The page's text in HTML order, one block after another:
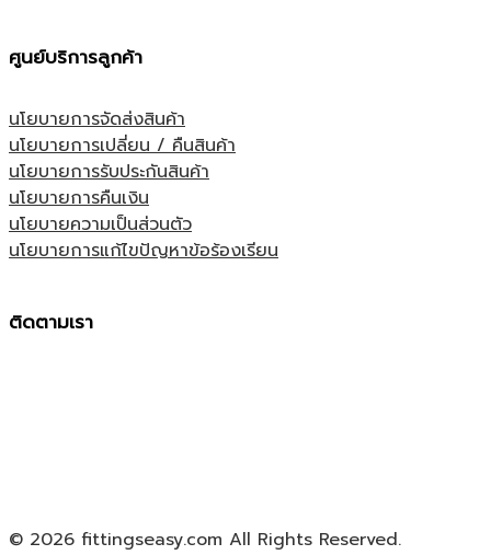
ศูนย์บริการลูกค้า
นโยบายการจัดส่งสินค้า
นโยบายการเปลี่ยน / คืนสินค้า
นโยบายการรับประกันสินค้า
นโยบายการคืนเงิน
นโยบายความเป็นส่วนตัว
นโยบายการแก้ไขปัญหาข้อร้องเรียน
ติดตามเรา
© 2026 fittingseasy.com All Rights Reserved.